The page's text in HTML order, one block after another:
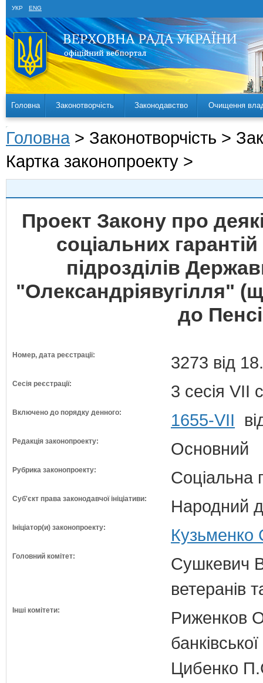
УКР ENG
Головна Законотворчість Законодавство Очищення
Головна > Законотворчість >
Картка законопроекту >
Проект Закону про
соціальних
підрозділів
"Олександріявугілля"
до
Номер, дата реєстрації: 3273 від
Сесія реєстрації: 3 сесія VII
Включено до порядку денного: 1655-VII
Редакція законопроекту: Основний
Рубрика законопроекту: Соціальна
Суб'єкт права законодавчої ініціативи: Народний
Ініціатор(и) законопроекту: Кузьменко
Головний комітет:
Сушкевич
ветеранів
Інші комітети:
Риженков
Цибенко